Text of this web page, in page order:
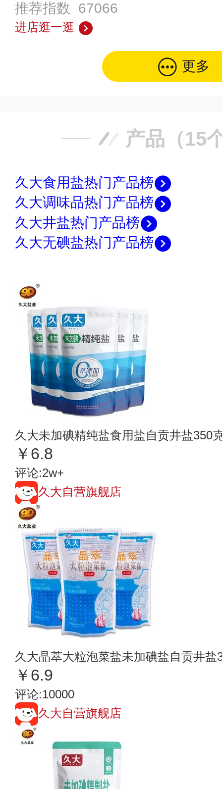
推荐指数 67066
进店逛一逛
更多
产品（15
久大食用盐热门产品榜
久大调味品热门产品榜
久大井盐热门产品榜
久大无碘盐热门产品榜
久大未加碘精纯盐食用盐自贡井盐350
￥6.8
评论:2w+
久大自营旗舰店
久大晶萃大粒泡菜盐未加碘盐自贡井盐
￥6.9
评论:10000
久大自营旗舰店